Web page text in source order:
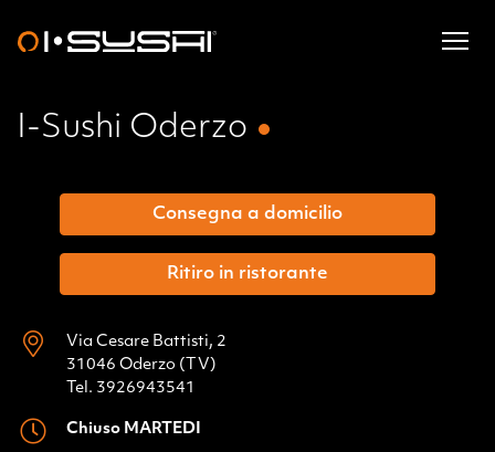
I-Sushi Oderzo
Consegna a domicilio
Ritiro in ristorante
Via Cesare Battisti, 2
31046 Oderzo (TV)
Tel. 3926943541
Chiuso MARTEDI